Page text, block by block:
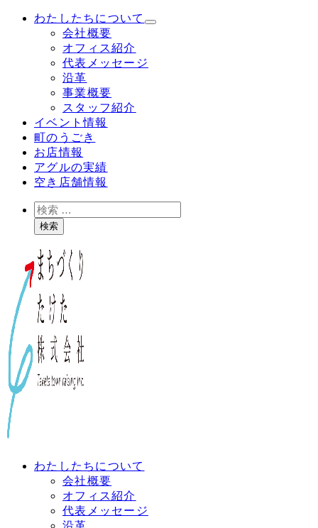
わたしたちについて
会社概要
オフィス紹介
代表メッセージ
沿革
事業概要
スタッフ紹介
イベント情報
町のうごき
お店情報
アグルの実績
空き店舗情報
検
索検索
わたしたちについて
会社概要
オフィス紹介
代表メッセージ
沿革